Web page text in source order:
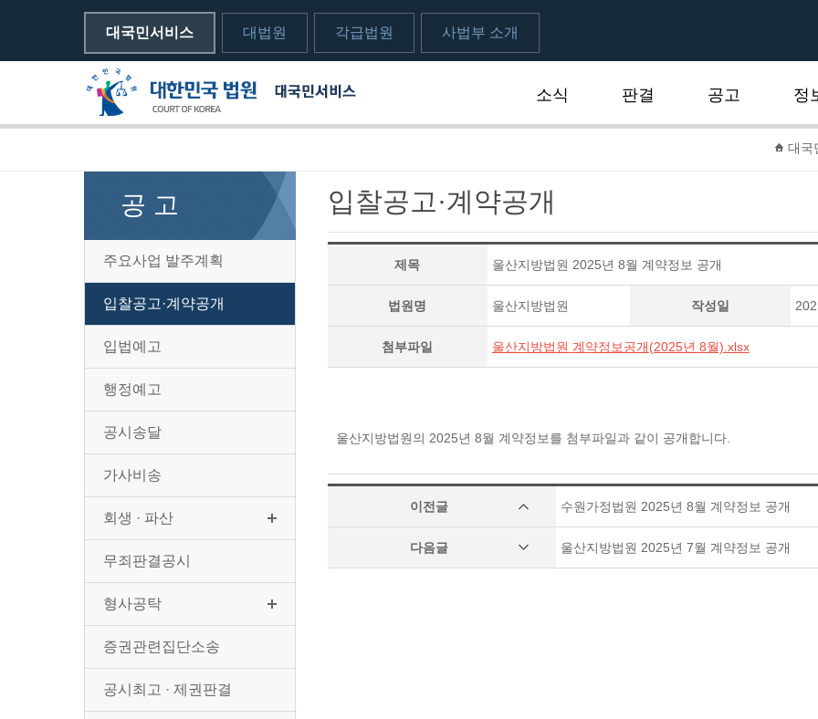
대국민서비스 대법원 각급법원 사법부 소개
소식 판결 공고 정
메뉴전체보기
대국
공 고
주요사업 발주계획
입찰공고·계약공개
입법예고
행정예고
공시송달
가사비송
회생 · 파산
무죄판결공시
형사공탁
증권관련집단소송
공시최고 · 제권판결
입찰공고·계약공개
제목 울산지방법원 2025년 8월 계약정보 공개
법원명 울산지방법원 작성일
첨부파일 울산지방법원 계약정보공개(2025년 8월).xlsx
울산지방법원의 2025년 8월 계약정보를 첨부파일과 같이 공개합니다.
이전글 수원가정법원 2025년 8월 계약정보 공개
다음글 울산지방법원 2025년 7월 계약정보 공개